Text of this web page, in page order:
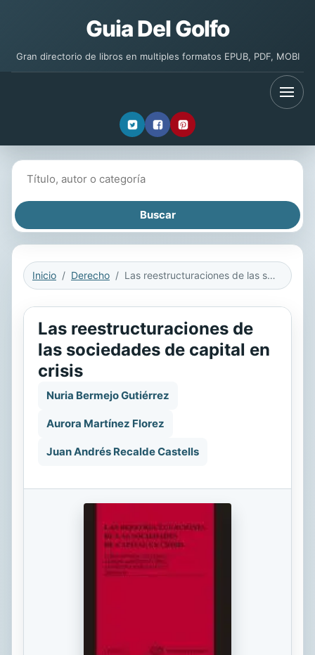
Guia Del Golfo
Gran directorio de libros en multiples formatos EPUB, PDF, MOBI
Inicio Derecho Las reestructuraciones de las sociedades de capital en crisis
Las reestructuraciones de
las sociedades de capital en
crisis
Nuria Bermejo Gutiérrez
Aurora Martínez Florez
Juan Andrés Recalde Castells